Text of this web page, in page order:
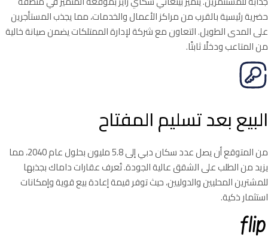
حضرية رئيسية بالقرب من مراكز الأعمال والخدمات، مما يجذب المستأجرين
على المدى الطويل. التعاون مع شركة لإدارة الممتلكات يضمن صيانة خالية
من المتاعب ودخلًا ثابتًا.
البيع بعد تسليم المفتاح
من المتوقع أن يصل عدد سكان دبي إلى 5.8 مليون بحلول عام 2040، مما
يزيد من الطلب على الشقق عالية الجودة. تُعرف عقارات داماك بجذبها
للمشترين المحليين والدوليين، حيث توفر قيمة إعادة بيع قوية وإمكانات
استثمار ذكية.